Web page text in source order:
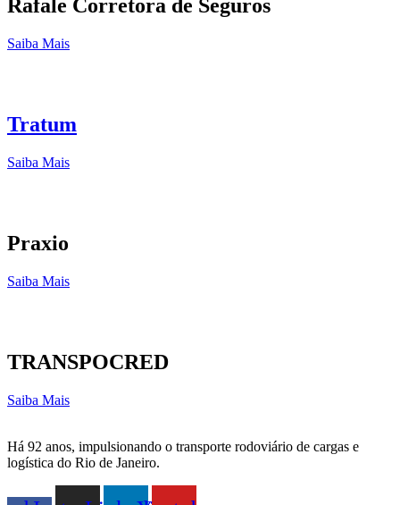
Rafale Corretora de Seguros
Saiba Mais
Tratum
Saiba Mais
Praxio
Saiba Mais
TRANSPOCRED
Saiba Mais
Há 92 anos, impulsionando o transporte rodoviário de cargas e
logística do Rio de Janeiro.